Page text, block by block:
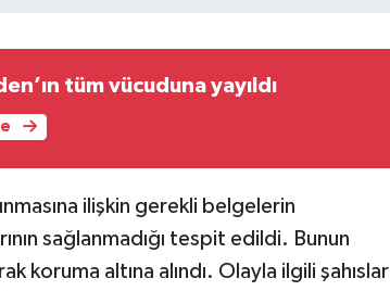
tüm vücuduna yayıldı
ilişkin gerekli belgelerin
sağlanmadığı tespit edildi. Bunun
koruma altına alındı. Olayla ilgili şahıslar